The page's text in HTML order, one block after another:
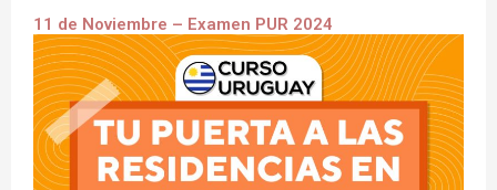
11 de Noviembre – Examen PUR 2024